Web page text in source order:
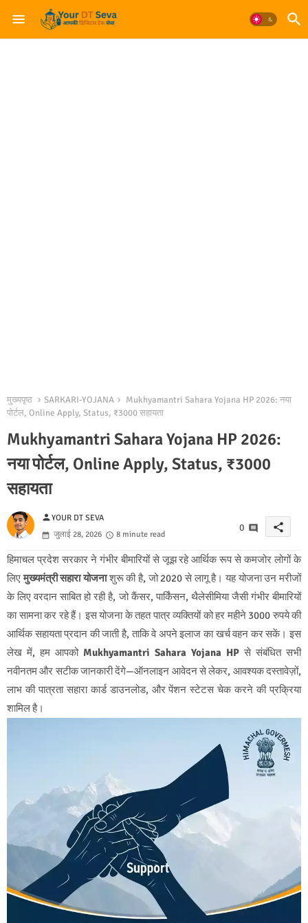
मुख्यपृष्ठ SARKARI-YOJANA
Mukhyamantri Sahara Yojana HP 2026: नया
पोर्टल, Online Apply, Status, ₹3000 सहायता
Mukhyamantri Sahara Yojana HP 2026:
नया पोर्टल, Online Apply, Status, ₹3000
सहायता
personYOUR DT SEVA
जुलाई 28, 2026
8 minute read
0 share
हिमाचल प्रदेश सरकार ने गंभीर बीमारियों से जूझ रहे आर्थिक रूप से कमजोर लोगों के
लिएमुख्यमंत्री सहारा योजनाशुरू की है, जो 2020 से लागू है। यह योजना उन मरीजों
के लिए वरदान साबित हो रही है, जो कैंसर, पार्किंसन, थैलेसीमिया जैसी गंभीर बीमारियों
का सामना कर रहे हैं। इस योजना के तहत पात्र व्यक्तियों को हर महीने 3000 रुपये की
आर्थिक सहायता प्रदान की जाती है, ताकि वे अपने इलाज का खर्च वहन कर सकें। इस
लेख में, हम आपकोMukhyamantri Sahara Yojana HPसे संबंधित सभी
नवीनतम और सटीक जानकारी देंगे—ऑनलाइन आवेदन से लेकर, आवश्यक दस्तावेज़ों,
लाभ की पात्रता सहारा कार्ड डाउनलोड, और पेंशन स्टेटस चेक करने की प्रक्रिया
शामिल है।